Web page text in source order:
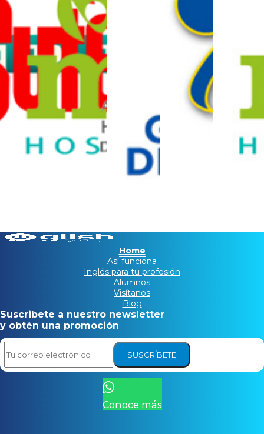
Home
Así funciona
Inglés para tu profesión
Alumnos
Visítanos
Blog
Suscribete a nuestro newsletter
y obtén una promoción
SUSCRÍBETE
Conoce más